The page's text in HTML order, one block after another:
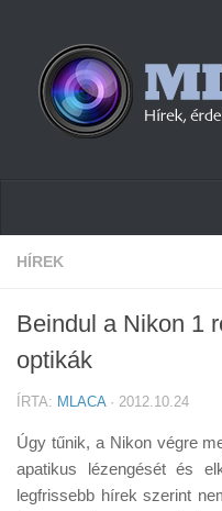
Hírek
Cikkek
Szoftver
Tudástár
Tanácsok
HÍREK
Beindul a Nikon 1
optikák
ÍRTA: MLACA· 2012.10.24
Úgy tűnik, a Nikon végre
apatikus lézengését és
legfrissebb hírek szerint